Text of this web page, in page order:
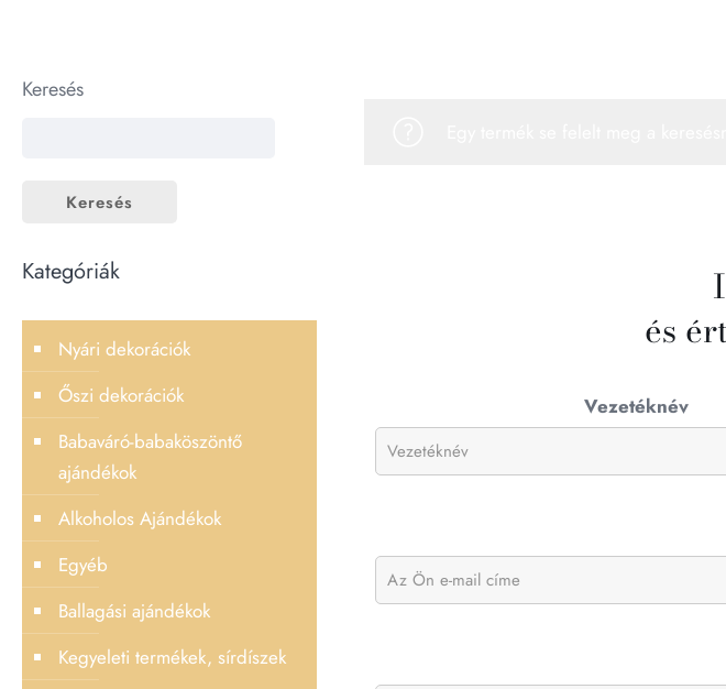
és
Vezetéknév
Keresés
Keresés
Kategóriák
Nyári dekorációk
Őszi dekorációk
Babaváró-babaköszöntő
ajándékok
Alkoholos Ajándékok
Egyéb
Ballagási ajándékok
Kegyeleti termékek, sírdíszek